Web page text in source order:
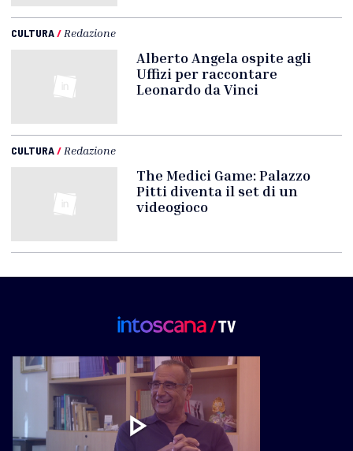
CULTURA/ Redazione
Alberto Angela ospite agli
Uffizi per raccontare
Leonardo da Vinci
CULTURA/ Redazione
The Medici Game: Palazzo
Pitti diventa il set di un
videogioco